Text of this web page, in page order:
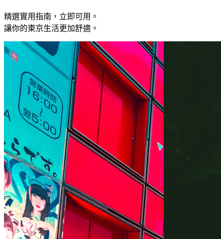
精選實用指南，立即可用。
讓你的東京生活更加舒適。